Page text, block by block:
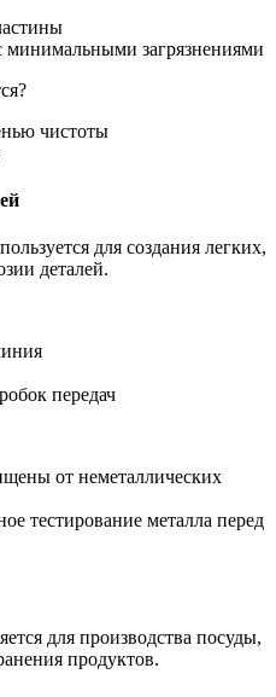
минимальными загрязнениями
чистоты
для создания легких,
деталей.
передач
от неметаллических
тестирование металла перед
для производства посуды,
продуктов.